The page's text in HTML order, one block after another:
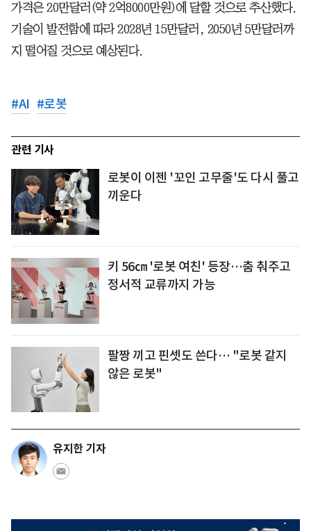
가격은 20만달러(약 2억8000만원)에 달할 것으로 추산했다.
기술이 발전함에 따라 2028년 15만달러, 2050년 5만달러까
지 떨어질 것으로 예상된다.
#AI #로봇
관련 기사
로봇이 이젠 '꼬인 고무줄'도 다시 풀고
끼운다
키 56㎝ '로봇 여친' 등장…춤 춰주고
정서적 교류까지 가능
팔짱 끼고 핀셋도 쓴다… "로봇 같지
않은 로봇"
유지한 기자